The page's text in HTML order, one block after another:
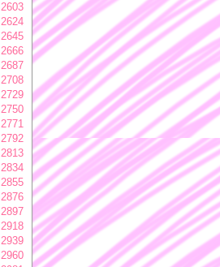
2603
2624
2645
2666
2687
2708
2729
2750
2771
2792
2813
2834
2855
2876
2897
2918
2939
2960